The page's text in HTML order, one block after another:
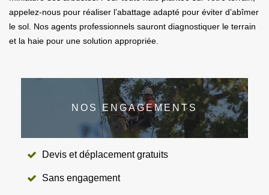
appelez-nous pour réaliser l’abattage adapté pour éviter d’abîmer
le sol. Nos agents professionnels sauront diagnostiquer le terrain
et la haie pour une solution appropriée.
NOS ENGAGEMENTS
Devis et déplacement gratuits
Sans engagement